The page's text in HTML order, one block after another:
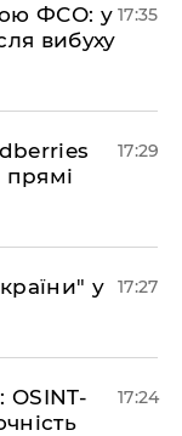
ФСО: у
вибуху
17:35
17:29
у
17:27
OSINT-
17:24